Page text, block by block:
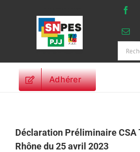
Adhérer
Déclaration Préliminaire
Rhône du 25 avril 2023